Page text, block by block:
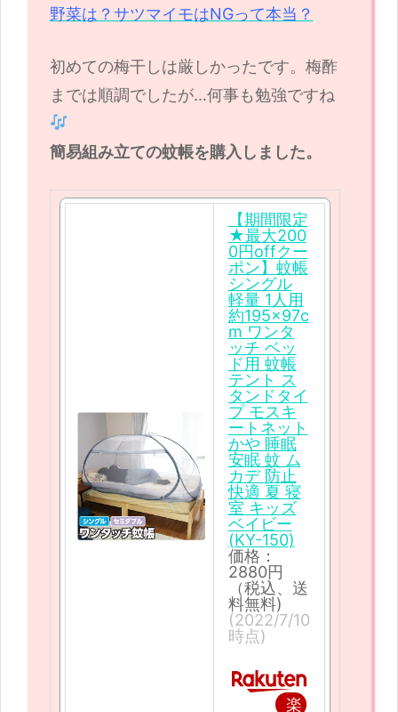
野菜は？サツマイモはNGって本当？
初めての梅干しは厳しかったです。梅酢
までは順調でしたが…何事も勉強ですね
簡易組み立ての蚊帳を購入しました。
【期間限定
★最大200
0円offクー
ポン】蚊帳
シングル
軽量 1人用
約195×97c
m ワンタ
ッチ ベッ
ド用 蚊帳
テント ス
タンドタイ
プ モスキ
ートネット
かや 睡眠
安眠 蚊 ム
カデ 防止
快適 夏 寝
室 キッズ
ベイビー
(KY-150)
価格：
2880円
（税込、送
料無料)
(2022/7/10
時点)
楽